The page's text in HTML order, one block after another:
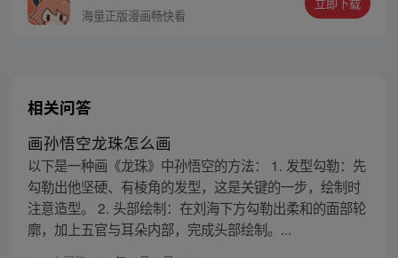
海量正版漫画畅快看
相关问答
画孙悟空龙珠怎么画
以下是一种画《龙珠》中孙悟空的方法： 1. 发型勾勒：先
勾勒出他坚硬、有棱角的发型，这是关键的一步，绘制时
注意造型。 2. 头部绘制：在刘海下方勾勒出柔和的面部轮
廓，加上五官与耳朵内部，完成头部绘制。...